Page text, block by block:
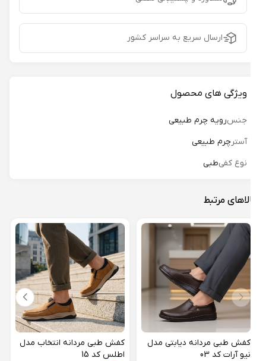
ارسال سریع به سراسر کشور
ویژگی های محصول
جنسرویه چرم طبیعی
آسترچرم طبیعی
نوع کفی طبی
مرتبط
کفش طبی مردانه دیابتی مدل
نیو آرات کد 03
کفش طبی مردانه انتخاب مدل
اطلس کد 15